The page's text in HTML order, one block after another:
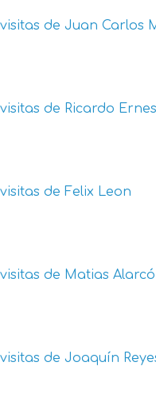
de Juan Carlos
de Ricardo
de Felix Leon
de Matias
de Joaquín